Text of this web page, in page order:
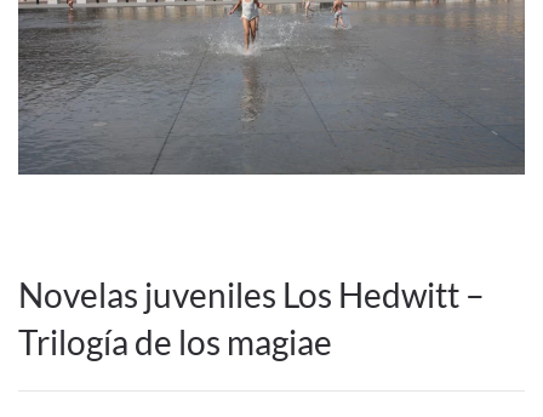
Novelas juveniles Los Hedwitt –
Trilogía de los magiae